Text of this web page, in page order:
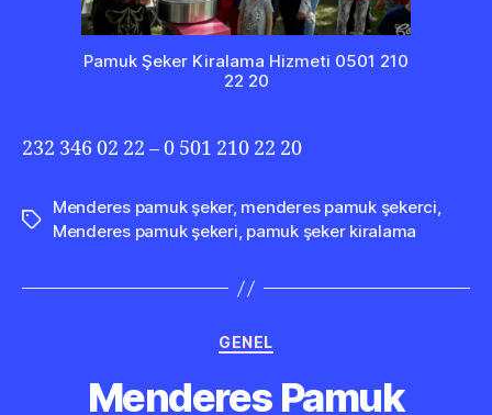
Pamuk Şeker Kiralama Hizmeti 0501 210
22 20
232 346 02 22 – 0 501 210 22 20
Etiketler
Menderes pamuk şeker, menderes pamuk şekerci,
Menderes pamuk şekeri, pamuk şeker kiralama
Kategoriler
GENEL
Menderes Pamuk